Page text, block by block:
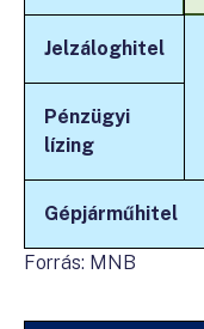
Jelzáloghitel
Pénzügyi
lízing
Gépjárműhitel
Forrás: MNB